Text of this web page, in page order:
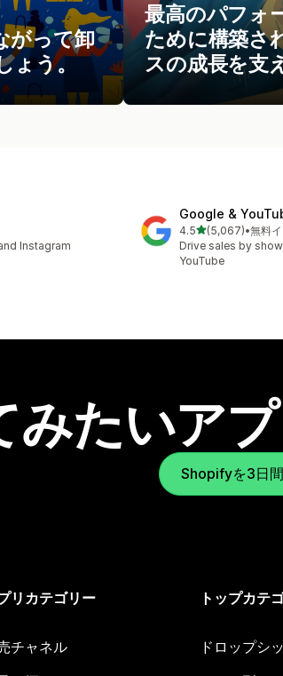
がって卸
ょう。
最高のパフォ
ために構築さ
スの成長を支
Instagram
Google &
4.55つ星中
(5,067)
合計レビュー数：
•無料
Drive sales by
YouTube
みたいア
Shopifyを3日
リカテゴリー
チャネル
トップカテ
ドロップシ